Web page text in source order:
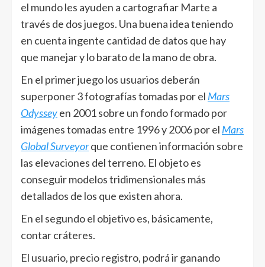
el mundo les ayuden a cartografiar Marte a
través de dos juegos. Una buena idea teniendo
en cuenta ingente cantidad de datos que hay
que manejar y lo barato de la mano de obra.
En el primer juego los usuarios deberán
superponer 3 fotografías tomadas por el Mars
Odysseyen 2001 sobre un fondo formado por
imágenes tomadas entre 1996 y 2006 por el Mars
Global Surveyorque contienen información sobre
las elevaciones del terreno. El objeto es
conseguir modelos tridimensionales más
detallados de los que existen ahora.
En el segundo el objetivo es, básicamente,
contar cráteres.
El usuario, precio registro, podrá ir ganando